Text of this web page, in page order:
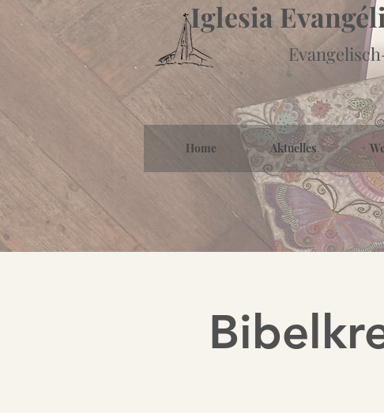
Iglesia
Home Aktuelles